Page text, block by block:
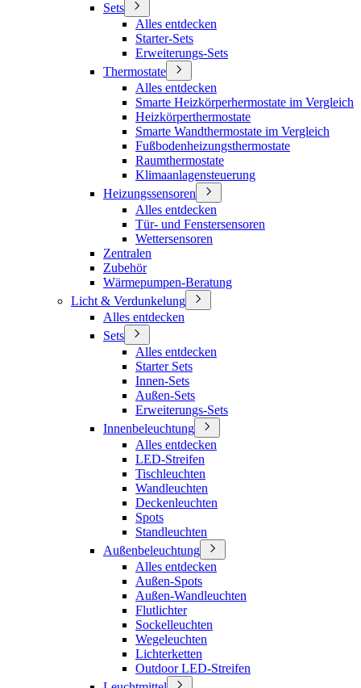
Sets
Alles entdecken
Starter-Sets
Erweiterungs-Sets
Thermostate
Alles entdecken
Smarte Heizkörperhermostate im Vergleich
Heizkörperthermostate
Smarte Wandthermostate im Vergleich
Fußbodenheizungsthermostate
Raumthermostate
Klimaanlagensteuerung
Heizungssensoren
Alles entdecken
Tür- und Fenstersensoren
Wettersensoren
Zentralen
Zubehör
Wärmepumpen-Beratung
Licht & Verdunkelung
Alles entdecken
Sets
Alles entdecken
Starter Sets
Innen-Sets
Außen-Sets
Erweiterungs-Sets
Innenbeleuchtung
Alles entdecken
LED-Streifen
Tischleuchten
Wandleuchten
Deckenleuchten
Spots
Standleuchten
Außenbeleuchtung
Alles entdecken
Außen-Spots
Außen-Wandleuchten
Flutlichter
Sockelleuchten
Wegeleuchten
Lichterketten
Outdoor LED-Streifen